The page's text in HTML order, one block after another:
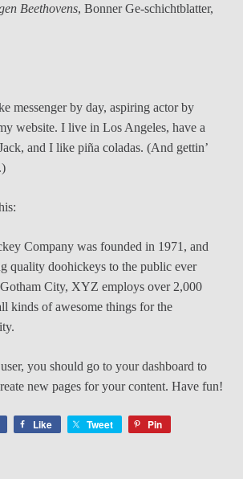
Beethovens, Bonner Ge-schichtblatter,
messenger by day, aspiring actor by
website. I live in Los Angeles, have a
and I like piña coladas. (And gettin’
Company was founded in 1971, and
quality doohickeys to the public ever
City, XYZ employs over 2,000
kinds of awesome things for the
you should go to your dashboard to
new pages for your content. Have fun!
Like Tweet
Pin